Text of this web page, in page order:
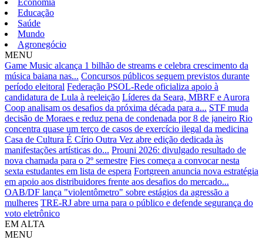
Educação
Saúde
Mundo
Agronegócio
MENU
Game Music alcança 1 bilhão de streams e celebra crescimento da
música baiana nas... Concursos públicos seguem previstos durante
período eleitoral Federação PSOL-Rede oficializa apoio à
candidatura de Lula à reeleição Líderes da Seara, MBRF e Aurora
Coop analisam os desafios da próxima década para a... STF muda
decisão de Moraes e reduz pena de condenada por 8 de janeiro Rio
concentra quase um terço de casos de exercício ilegal da medicina
Casa de Cultura É Círio Outra Vez abre edição dedicada às
manifestações artísticas do... Prouni 2026: divulgado resultado de
nova chamada para o 2º semestre Fies começa a convocar nesta
sexta estudantes em lista de espera Fortgreen anuncia nova estratégia
em apoio aos distribuidores frente aos desafios do mercado...
OAB/DF lança "violentômetro" sobre estágios da agressão a
mulheres TRE-RJ abre urna para o público e defende segurança do
voto eletrônico
EM ALTA
MENU